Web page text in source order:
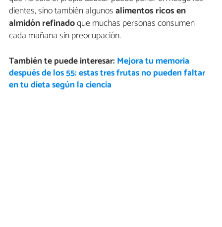
dientes, sino también algunosalimentos ricos en
almidón refinadoque muchas personas consumen
cada mañana sin preocupación.
También te puede interesar: Mejora tu memoria
después de los 55: estas tres frutas no pueden faltar
en tu dieta según la ciencia